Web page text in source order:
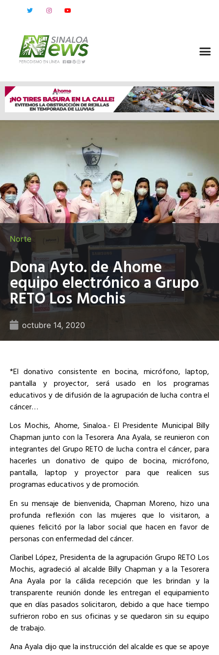
Norte
Dona Ayto. de Ahome
equipo electrónico a Grupo
RETO Los Mochis
octubre 14, 2020
*El donativo consistente en bocina, micrófono, laptop,
pantalla y proyector, será usado en los programas
educativos y de difusión de la agrupación de lucha contra el
cáncer…
Los Mochis, Ahome, Sinaloa.- El Presidente Municipal Billy
Chapman junto con la Tesorera Ana Ayala, se reunieron con
integrantes del Grupo RETO de lucha contra el cáncer, para
hacerles un donativo de quipo de bocina, micrófono,
pantalla, laptop y proyector para que realicen sus
programas educativos y de promoción.
En su mensaje de bienvenida, Chapman Moreno, hizo una
profunda reflexión con las mujeres que lo visitaron, a
quienes felicitó por la labor social que hacen en favor de
personas con enfermedad del cáncer.
Claribel López, Presidenta de la agrupación Grupo RETO Los
Mochis, agradeció al alcalde Billy Chapman y a la Tesorera
Ana Ayala por la cálida recepción que les brindan y la
transparente reunión donde les entregan el equipamiento
que en días pasados solicitaron, debido a que hace tiempo
sufrieron robo en sus oficinas y se quedaron sin su equipo
de trabajo.
Ana Ayala dijo que la instrucción del alcalde es que se apoye